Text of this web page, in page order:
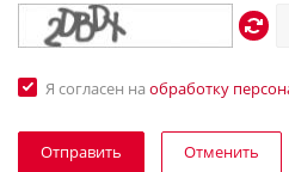
Я согласен на обработку
Отменить